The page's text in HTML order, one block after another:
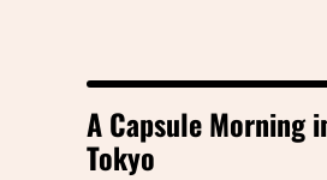
A Capsule Morning
Tokyo